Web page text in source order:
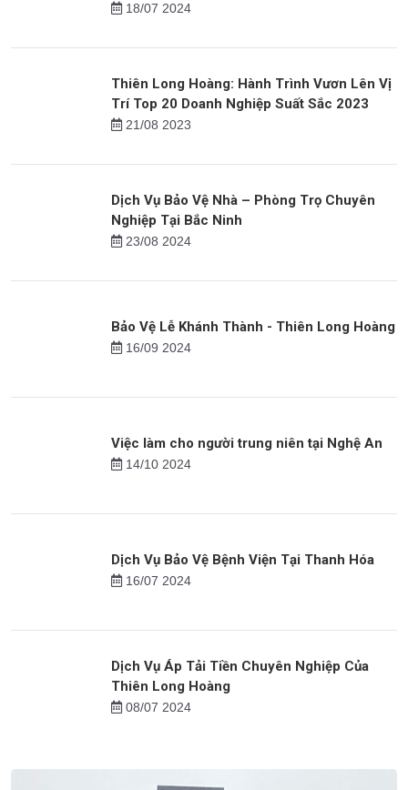
18/07 2024
Thiên Long Hoàng: Hành Trình Vươn Lên Vị
Trí Top 20 Doanh Nghiệp Suất Sắc 2023
21/08 2023
Dịch Vụ Bảo Vệ Nhà – Phòng Trọ Chuyên
Nghiệp Tại Bắc Ninh
23/08 2024
Bảo Vệ Lễ Khánh Thành - Thiên Long Hoàng
16/09 2024
Việc làm cho người trung niên tại Nghệ An
14/10 2024
Dịch Vụ Bảo Vệ Bệnh Viện Tại Thanh Hóa
16/07 2024
Dịch Vụ Áp Tải Tiền Chuyên Nghiệp Của
Thiên Long Hoàng
08/07 2024